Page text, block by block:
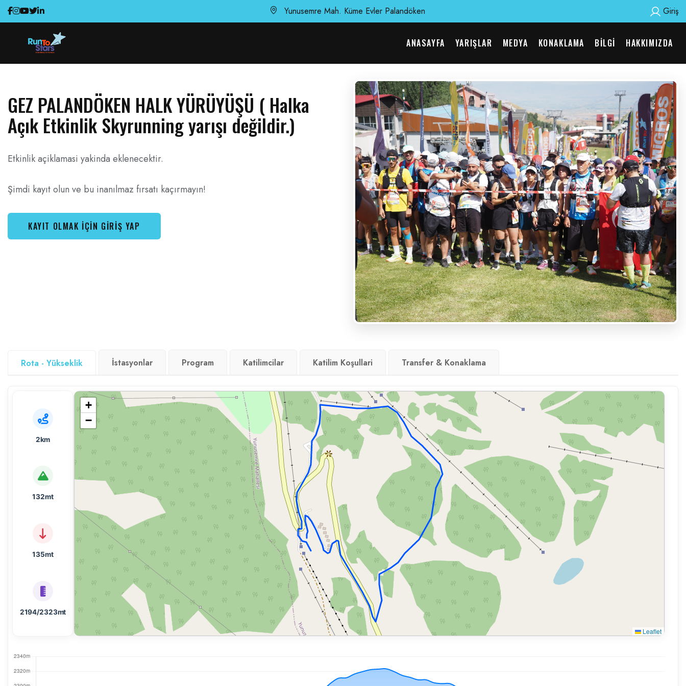
Yunusemre Mah. Küme Evler Palandöken Giriş
ANASAYFA YARIŞLAR MEDYA KONAKLAMA BILGI HAKKIMIZDA
GEZ PALANDÖKEN HALK YÜRÜYÜŞÜ ( Halka
Açık Etkinlik Skyrunning yarışı değildir.)
Etkinlik açiklamasi yakinda eklenecektir.
Şimdi kayıt olun ve bu inanılmaz fırsatı kaçırmayın!
KAYIT OLMAK İÇIN GIRIŞ YAP
Rota - Yükseklik İstasyonlar Program Katilimcilar Katilim Koşullari Transfer & Konaklama
2km
132mt
135mt
2194/2323mt
+
−
Leaflet